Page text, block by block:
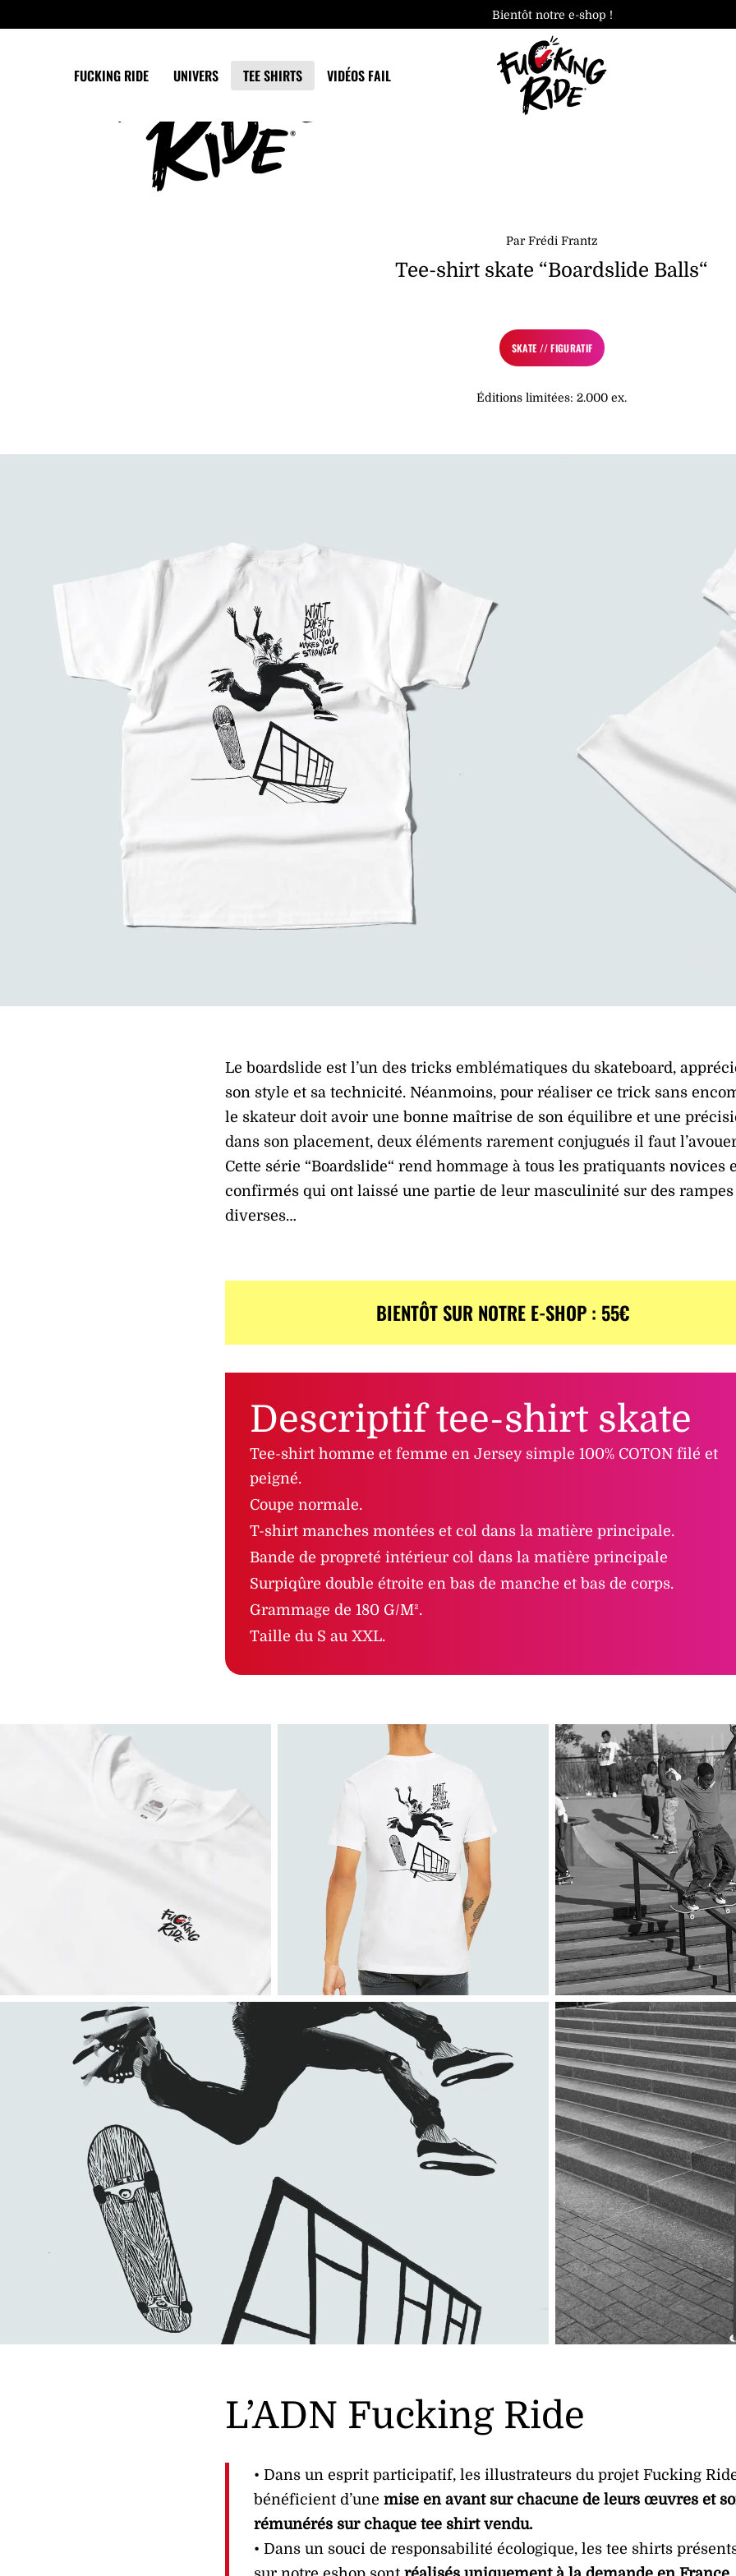
Bientôt notre e-shop !
FUCKING RIDE UNIVERS TEE SHIRTS VIDÉOS FAIL
Par Frédi Frantz
Tee-shirt skate “Boardslide Balls“
SKATE // FIGURATIF
Éditions limitées: 2.000 ex.
Le boardslide est l’un des tricks emblématiques du skateboard,
son style et sa technicité. Néanmoins, pour réaliser ce trick sans
le skateur doit avoir une bonne maîtrise de son équilibre et une
dans son placement, deux éléments rarement conjugués il faut
Cette série “Boardslide“ rend hommage à tous les pratiquants novices
confirmés qui ont laissé une partie de leur masculinité sur des rampes
diverses…
BIENTÔT SUR NOTRE E-SHOP : 55€
Descriptif tee-shirt skate
Tee-shirt homme et femme en Jersey simple 100% COTON filé et
peigné.
Coupe normale.
T-shirt manches montées et col dans la matière principale.
Bande de propreté intérieur col dans la matière principale
Surpiqûre double étroite en bas de manche et bas de corps.
Grammage de 180 G/M².
Taille du S au XXL.
L’ADN Fucking Ride
• Dans un esprit participatif, les illustrateurs du projet Fucking
bénéficient d’une mise en avant sur chacune de leurs œuvres et
rémunérés sur chaque tee shirt vendu.
• Dans un souci de responsabilité écologique, les tee shirts